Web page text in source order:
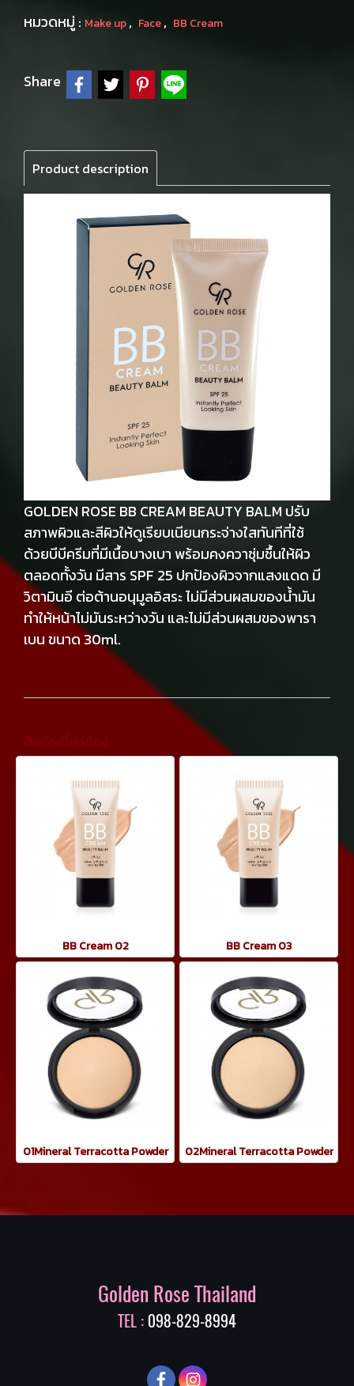
หมวดหมู่ : Make up, Face, BB Cream
Share
Product description
GOLDEN ROSE BB CREAM BEAUTY BALM ปรับ
สภาพผิวและสีผิวให้ดูเรียบเนียนกระจ่างใสทันทีที่ใช้
ด้วยบีบีครีมที่มีเนื้อบางเบา พร้อมคงควาชุ่มชื้นให้ผิว
ตลอดทั้งวัน มีสาร SPF 25 ปกป้องผิวจากแสงแดด มี
วิตามินอี ต่อต้านอนุมูลอิสระ ไม่มีส่วนผสมของน้ำมัน
ทำให้หน้าไม่มันระหว่างวัน และไม่มีส่วนผสมของพารา
เบน ขนาด 30ml.
สินค้าเกี่ยวข้อง
BB Cream 02 BB Cream 03
01Mineral Terracotta Powder 02Mineral Terracotta Powder
Golden Rose Thailand
TEL : 098-829-8994